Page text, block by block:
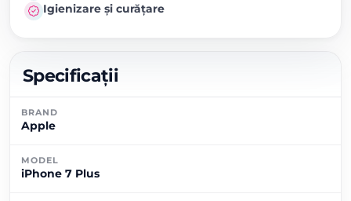
Igienizare și curățare
Specificații
BRAND
Apple
MODEL
iPhone 7 Plus